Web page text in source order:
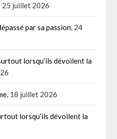
25 juillet 2026
par sa passion. 24
lorsqu’ils dévoilent la
18 juillet 2026
lorsqu’ils dévoilent la